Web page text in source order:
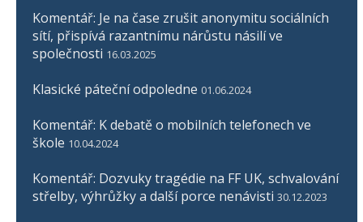
Komentář: Je na čase zrušit anonymitu sociálních
sítí, přispívá razantnímu nárůstu násilí ve
společnosti 16.03.2025
Klasické páteční odpoledne 01.06.2024
Komentář: K debatě o mobilních telefonech ve
škole 10.04.2024
Komentář: Dozvuky tragédie na FF UK, schvalování
střelby, výhrůžky a další porce nenávisti 30.12.2023